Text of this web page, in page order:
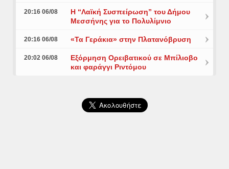
20:16 06/08
Η “Λαϊκή Συσπείρωση” του Δήμου
Μεσσήνης για το Πολυλίμνιο
20:16 06/08 «Τα Γεράκια» στην Πλατανόβρυση
20:02 06/08
Εξόρμηση Ορειβατικού σε Μπίλιοβο
και φαράγγι Ριντόμου